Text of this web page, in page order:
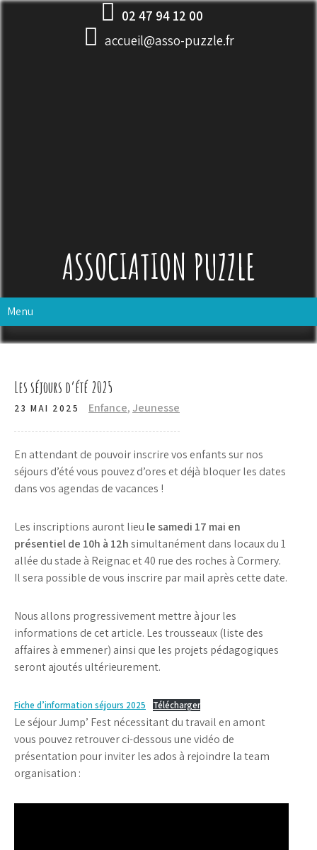
Skip
02 47 94 12 00
accueil@asso-puzzle.fr
ASSOCIATION PUZZLE
Menu
Les séjours d’été 2025
23 MAI 2025 Enfance, Jeunesse
En attendant de pouvoir inscrire vos enfants sur nos
séjours d’été vous pouvez d’ores et déjà bloquer les dates
dans vos agendas de vacances !
Les inscriptions auront lieu le samedi 17 mai en
présentiel de 10h à 12hsimultanément dans locaux du 1
allée du stade à Reignac et 40 rue des roches à Cormery.
Il sera possible de vous inscrire par mail après cette date.
Nous allons progressivement mettre à jour les
informations de cet article. Les trousseaux (liste des
affaires à emmener) ainsi que les projets pédagogiques
seront ajoutés ultérieurement.
Fiche d’information séjours 2025 Télécharger
Le séjour Jump’ Fest nécessitant du travail en amont
vous pouvez retrouver ci-dessous une vidéo de
présentation pour inviter les ados à rejoindre la team
organisation :